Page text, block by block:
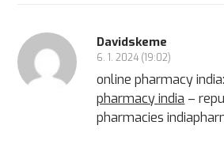
Davidskeme
6. 1. 2024 (19:02)
online pharmacy
pharmacy india –
pharmacies